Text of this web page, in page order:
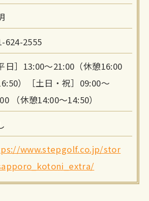
624-2555
平日］13:00～21:00（休憩16:00
）［土日・祝］09:00～
（休憩14:00～14:50）
www.stepgolf.co.jp/stor